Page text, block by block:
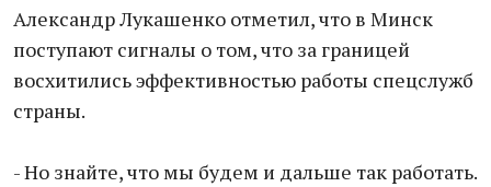
Александр Лукашенко отметил, что в Минск
поступают сигналы о том, что за границей
восхитились эффективностью работы спецслужб
страны.
- Но знайте, что мы будем и дальше так работать.